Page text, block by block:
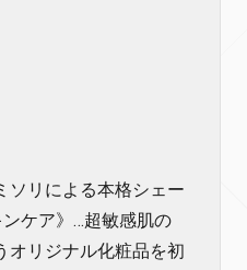
ソリによる本格シェー
ケア》…超敏感肌の
オリジナル化粧品を初